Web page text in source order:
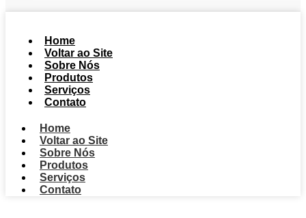
Home
Voltar ao Site
Sobre Nós
Produtos
Serviços
Contato
Home
Voltar ao Site
Sobre Nós
Produtos
Serviços
Contato